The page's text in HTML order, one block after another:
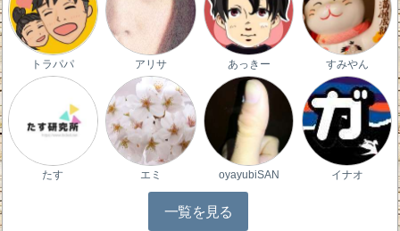
トラパパ アリサ あっきー すみやん
たす エミ oyayubiSAN イナオ
一覧を見る